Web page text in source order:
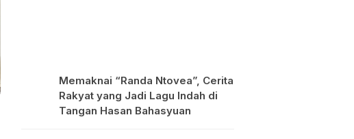
Memaknai “Randa Ntovea”, Cerita
Rakyat yang Jadi Lagu Indah di
Tangan Hasan Bahasyuan